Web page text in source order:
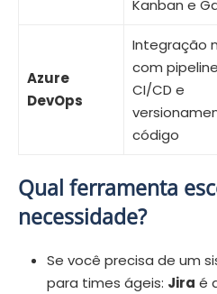
Kanban e
Azure
DevOps
Integração
com
CI/CD e
código
Qual ferramenta
necessidade?
Se você precisa de um
para times ágeis: Jira é